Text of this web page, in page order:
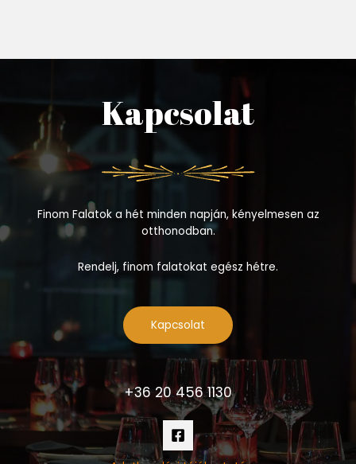
Kapcsolat
Finom Falatok a hét minden napján, kényelmesen az
otthonodban.
Rendelj, finom falatokat egész hétre.
Kapcsolat
+36 20 456 1130